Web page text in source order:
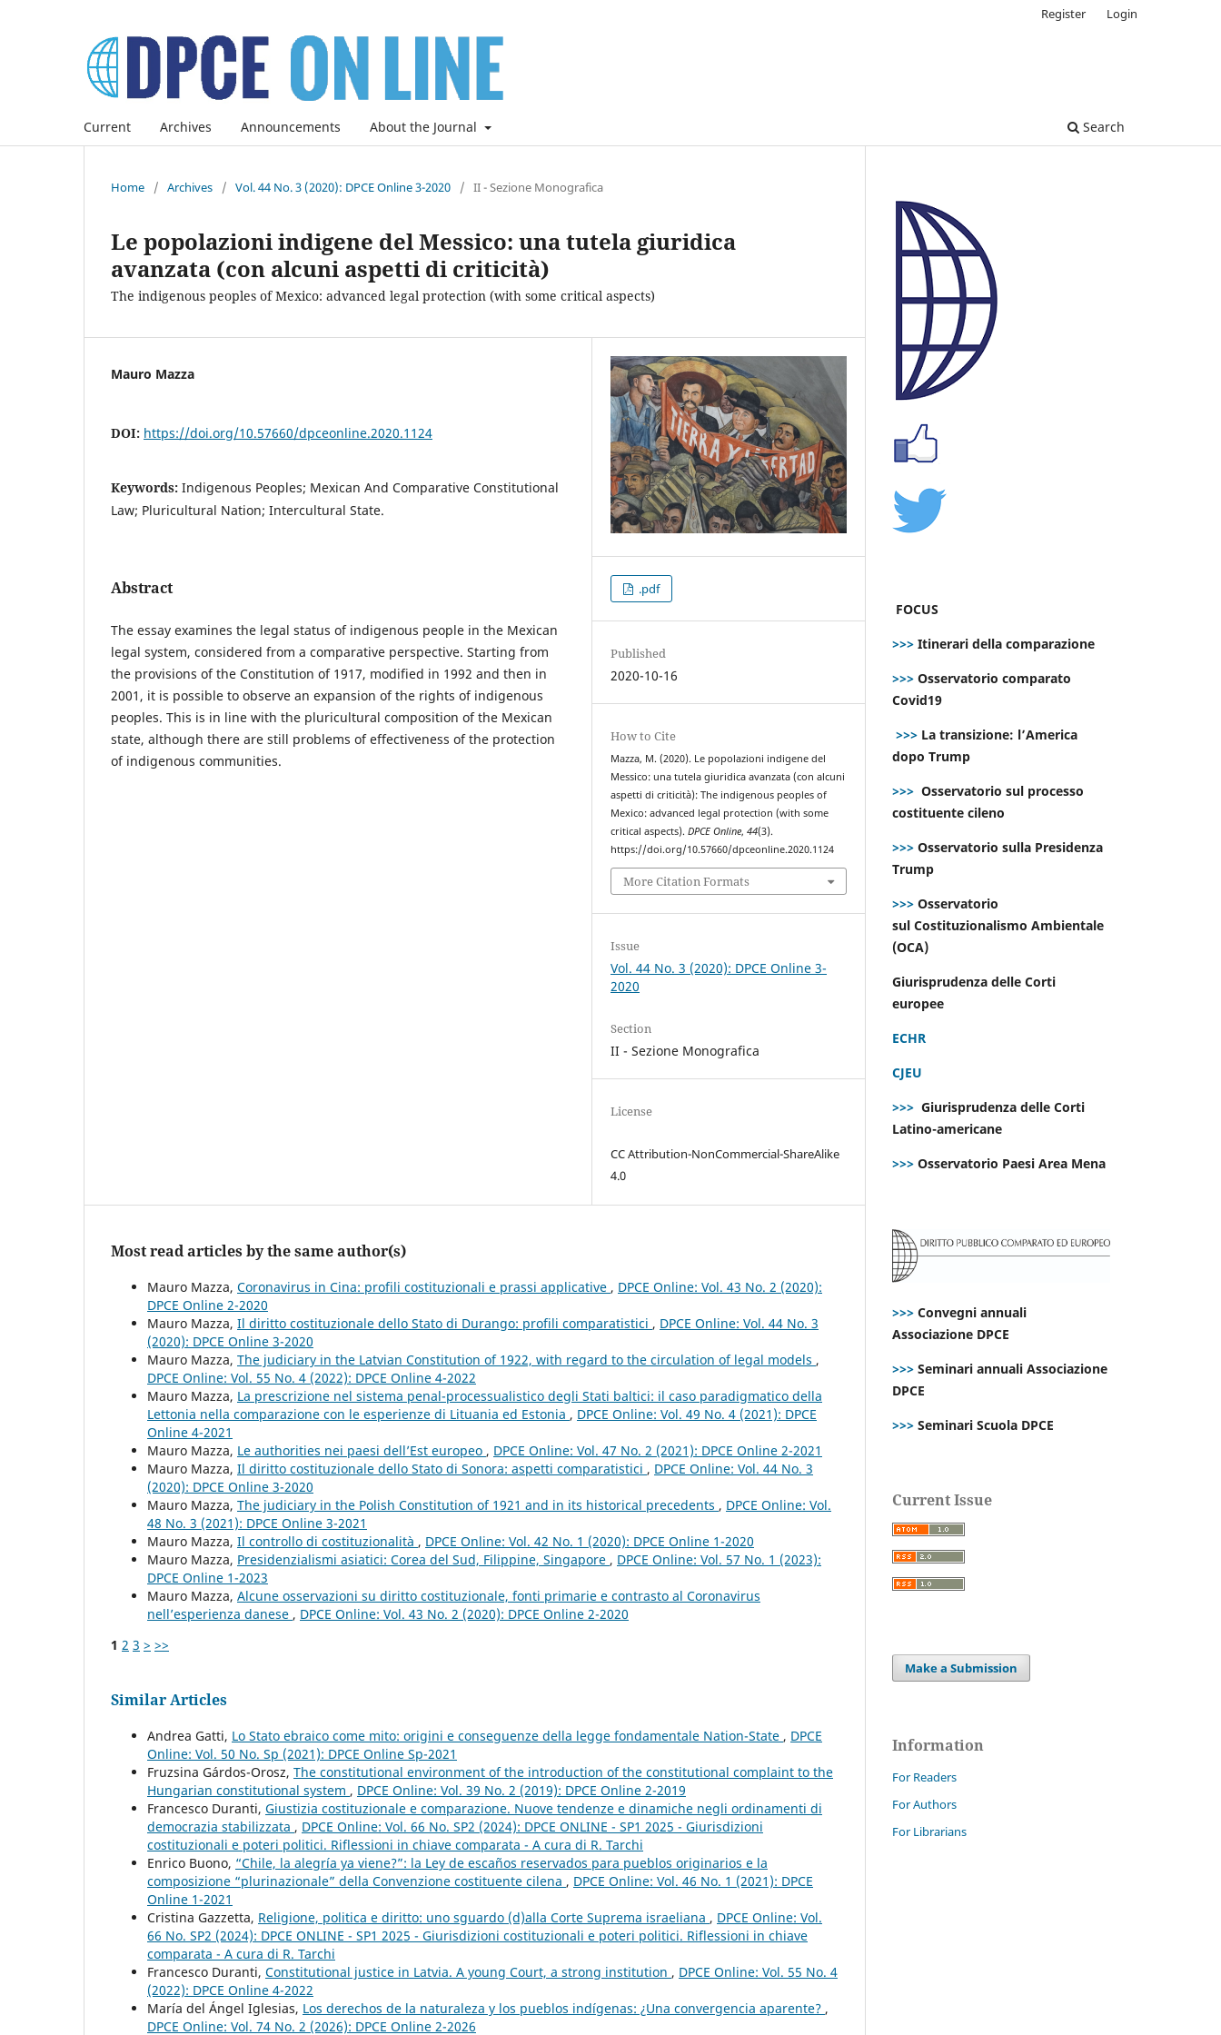
Current Archives Announcements About the Journal Search
Register Login
Home / Archives / Vol. 44 No. 3 (2020): DPCE Online 3-2020 / II - Sezione Monografica
Le popolazioni indigene del Messico: una tutela giuridica
avanzata (con alcuni aspetti di criticità)
The indigenous peoples of Mexico: advanced legal protection (with some critical aspects)
Mauro Mazza
DOI: https://doi.org/10.57660/dpceonline.2020.1124
Keywords: Indigenous Peoples; Mexican And Comparative Constitutional
Law; Pluricultural Nation; Intercultural State.
Abstract
The essay examines the legal status of indigenous people in the Mexican
legal system, considered from a comparative perspective. Starting from
the provisions of the Constitution of 1917, modified in 1992 and then in
2001, it is possible to observe an expansion of the rights of indigenous
peoples. This is in line with the pluricultural composition of the Mexican
state, although there are still problems of effectiveness of the protection
of indigenous communities.
.pdf
Published
2020-10-16
How to Cite
Mazza, M. (2020). Le popolazioni indigene del
Messico: una tutela giuridica avanzata (con alcuni
aspetti di criticità): The indigenous peoples of
Mexico: advanced legal protection (with some
critical aspects).DPCE Online,44(3).
https://doi.org/10.57660/dpceonline.2020.1124
More Citation Formats
Issue
Vol. 44 No. 3 (2020): DPCE Online 3-
2020
Section
II - Sezione Monografica
License
CC Attribution-NonCommercial-ShareAlike
4.0
Most read articles by the same author(s)
Mauro Mazza, Coronavirus in Cina: profili costituzionali e prassi applicative , DPCE Online: Vol. 43 No. 2 (2020):
DPCE Online 2-2020
Mauro Mazza, Il diritto costituzionale dello Stato di Durango: profili comparatistici , DPCE Online: Vol. 44 No. 3
(2020): DPCE Online 3-2020
Mauro Mazza, The judiciary in the Latvian Constitution of 1922, with regard to the circulation of legal models ,
DPCE Online: Vol. 55 No. 4 (2022): DPCE Online 4-2022
Mauro Mazza, La prescrizione nel sistema penal-processualistico degli Stati baltici: il caso paradigmatico della
Lettonia nella comparazione con le esperienze di Lituania ed Estonia , DPCE Online: Vol. 49 No. 4 (2021): DPCE
Online 4-2021
Mauro Mazza, Le authorities nei paesi dell’Est europeo , DPCE Online: Vol. 47 No. 2 (2021): DPCE Online 2-2021
Mauro Mazza, Il diritto costituzionale dello Stato di Sonora: aspetti comparatistici , DPCE Online: Vol. 44 No. 3
(2020): DPCE Online 3-2020
Mauro Mazza, The judiciary in the Polish Constitution of 1921 and in its historical precedents , DPCE Online: Vol.
48 No. 3 (2021): DPCE Online 3-2021
Mauro Mazza, Il controllo di costituzionalità , DPCE Online: Vol. 42 No. 1 (2020): DPCE Online 1-2020
Mauro Mazza, Presidenzialismi asiatici: Corea del Sud, Filippine, Singapore , DPCE Online: Vol. 57 No. 1 (2023):
DPCE Online 1-2023
Mauro Mazza, Alcune osservazioni su diritto costituzionale, fonti primarie e contrasto al Coronavirus
nell’esperienza danese , DPCE Online: Vol. 43 No. 2 (2020): DPCE Online 2-2020
1 2 3 > >>
Similar Articles
Andrea Gatti, Lo Stato ebraico come mito: origini e conseguenze della legge fondamentale Nation-State , DPCE
Online: Vol. 50 No. Sp (2021): DPCE Online Sp-2021
Fruzsina Gárdos-Orosz, The constitutional environment of the introduction of the constitutional complaint to the
Hungarian constitutional system , DPCE Online: Vol. 39 No. 2 (2019): DPCE Online 2-2019
Francesco Duranti, Giustizia costituzionale e comparazione. Nuove tendenze e dinamiche negli ordinamenti di
democrazia stabilizzata , DPCE Online: Vol. 66 No. SP2 (2024): DPCE ONLINE - SP1 2025 - Giurisdizioni
costituzionali e poteri politici. Riflessioni in chiave comparata - A cura di R. Tarchi
Enrico Buono, “Chile, la alegría ya viene?”: la Ley de escaños reservados para pueblos originarios e la
composizione “plurinazionale” della Convenzione costituente cilena , DPCE Online: Vol. 46 No. 1 (2021): DPCE
Online 1-2021
Cristina Gazzetta, Religione, politica e diritto: uno sguardo (d)alla Corte Suprema israeliana , DPCE Online: Vol.
66 No. SP2 (2024): DPCE ONLINE - SP1 2025 - Giurisdizioni costituzionali e poteri politici. Riflessioni in chiave
comparata - A cura di R. Tarchi
Francesco Duranti, Constitutional justice in Latvia. A young Court, a strong institution , DPCE Online: Vol. 55 No. 4
(2022): DPCE Online 4-2022
María del Ángel Iglesias, Los derechos de la naturaleza y los pueblos indígenas: ¿Una convergencia aparente? ,
DPCE Online: Vol. 74 No. 2 (2026): DPCE Online 2-2026
FOCUS
>>> Itinerari della comparazione
>>> Osservatorio comparato
Covid19
>>> La transizione: l’America
dopo Trump
>>> Osservatorio sul processo
costituente cileno
>>> Osservatorio sulla Presidenza
Trump
>>> Osservatorio
sul Costituzionalismo Ambientale
(OCA)
Giurisprudenza delle Corti
europee
ECHR
CJEU
>>> Giurisprudenza delle Corti
Latino-americane
>>> Osservatorio Paesi Area Mena
>>> Convegni annuali
Associazione DPCE
>>> Seminari annuali Associazione
DPCE
>>> Seminari Scuola DPCE
Current Issue
Make a Submission
Information
For Readers
For Authors
For Librarians